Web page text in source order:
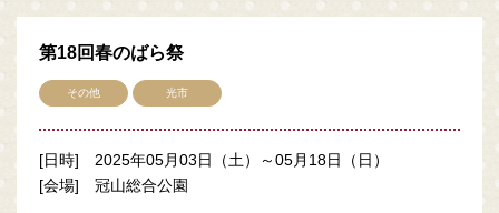
第18回春のばら祭
その他 光市
[日時] 2025年05月03日（土）～05月18日（日）
[会場] 冠山総合公園